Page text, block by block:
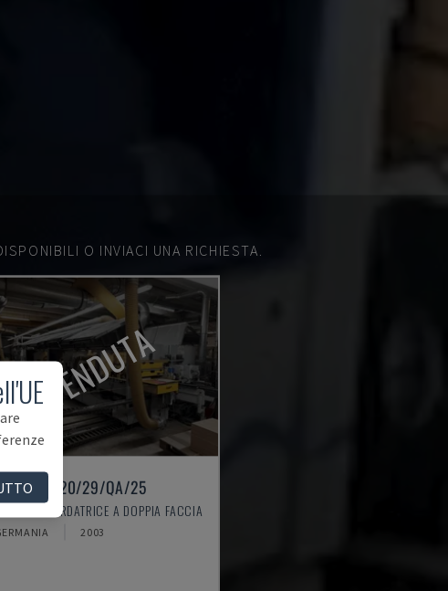
O INVIACI UNA RICHIESTA.
VENDUTA
KFL20/29/QA/25
- BORDATRICE A DOPPIA FACCIA
2003